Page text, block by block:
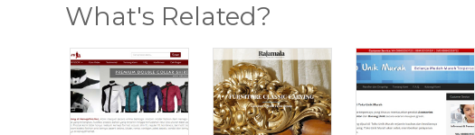
What's Related?